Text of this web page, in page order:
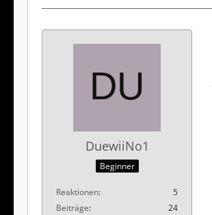
DuewiiNo1
Beginner
Reaktionen
5
Beiträge
24